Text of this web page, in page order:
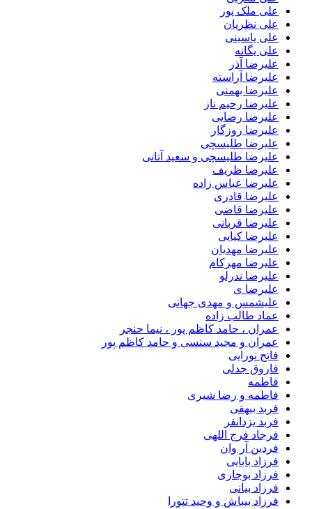
علی ملک پور
علی نظریان
علی یاسینی
علی یگانه
علیرضا آذر
علیرضا آراسته
علیرضا بهمنی
علیرضا رحیم ناز
علیرضا رضایی
علیرضا روزگار
علیرضا طلیسچی
علیرضا طلیسچی و سعید آتانی
علیرضا ظریف
علیرضا عباس زاده
علیرضا قادری
علیرضا قاضی
علیرضا قربانی
علیرضا کیایی
علیرضا مهدیان
علیرضا مهرکام
علیرضا ندرلو
علیرضا ی
علیشمس و مهدی جهانی
عماد طالب زاده
عمران ، حامد کاظم پور ، نیما حنجر
عمران و مجید سنسی و حامد کاظم پور
فاتح نورایی
فاروق جدلی
فاطمه
فاطمه و رضا شیری
فربد بیهقی
فربد یزدانفر
فرجاد فرج اللهی
فردین آر وان
فرزاد بابایی
فرزاد بوجاری
فرزاد بیانی
فرزاد بیباش و وحید تتورا